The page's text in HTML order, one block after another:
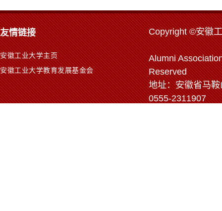
友情链接
安徽工业大学主页
安徽工业大学教育发展基金会
Copyright ©安徽工
Alumni
Reserved
地址：安徽省马
0555-2311907